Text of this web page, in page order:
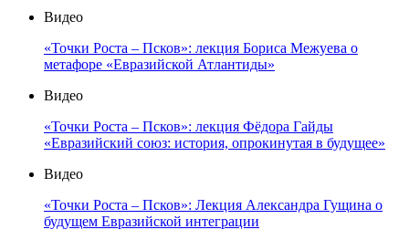
Видео
«Точки Роста – Псков»: лекция Бориса Межуева о
метафоре «Евразийской Атлантиды»
Видео
«Точки Роста – Псков»: лекция Фёдора Гайды
«Евразийский союз: история, опрокинутая в будущее»
Видео
«Точки Роста – Псков»: Лекция Александра Гущина о
будущем Евразийской интеграции